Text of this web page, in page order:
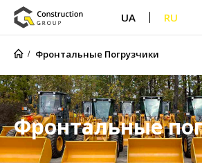
UA RU
Фронтальные Погрузчики
Фронтальные